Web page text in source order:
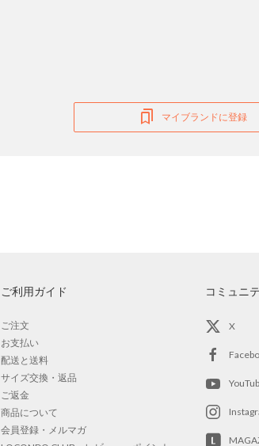
マイブランドに登録
ご利用ガイド
ご注文
お支払い
配送と送料
サイズ交換・返品
ご返金
商品について
会員登録・メルマガ
コミュニ
X